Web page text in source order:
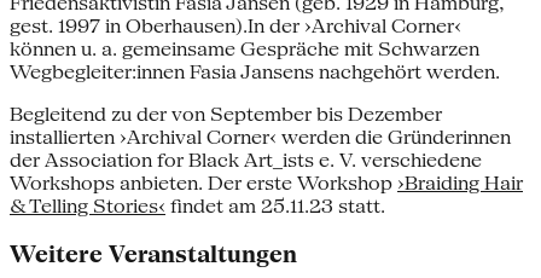
gest. 1997 in Oberhausen).In der ›Archival Corner‹
können u. a. gemeinsame Gespräche mit Schwarzen
Wegbegleiter:innen Fasia Jansens nachgehört werden.
Begleitend zu der von September bis Dezember
installierten ›Archival Corner‹ werden die Gründerinnen
der Association for Black Art_ists e. V. verschiedene
Workshops anbieten. Der erste Workshop ›Braiding Hair
& Telling Stories‹ findet am 25.11.23 statt.
Weitere Veranstaltungen